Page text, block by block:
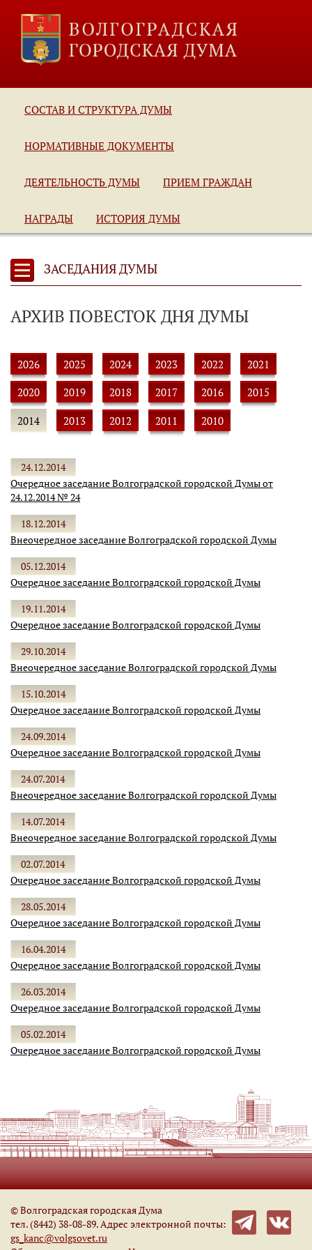
СОСТАВ И СТРУКТУРА ДУМЫ
НОРМАТИВНЫЕ ДОКУМЕНТЫ
ДЕЯТЕЛЬНОСТЬ ДУМЫ ПРИЕМ ГРАЖДАН
НАГРАДЫ ИСТОРИЯ ДУМЫ
ЗАСЕДАНИЯ ДУМЫ
АРХИВ ПОВЕСТОК ДНЯ ДУМЫ
2026 2025 2024 2023 2022
2021
2020
2019 2018 2017 2016 2015
2014 2013 2012 2011 2010
24.12.2014
Очередное заседание Волгоградской городской Думы от
24.12.2014 № 24
18.12.2014
Внеочередное заседание Волгоградской городской Думы
05.12.2014
Очередное заседание Волгоградской городской Думы
19.11.2014
Очередное заседание Волгоградской городской Думы
29.10.2014
Внеочередное заседание Волгоградской городской Думы
15.10.2014
Очередное заседание Волгоградской городской Думы
24.09.2014
Очередное заседание Волгоградской городской Думы
24.07.2014
Внеочередное заседание Волгоградской городской Думы
14.07.2014
Внеочередное заседание Волгоградской городской Думы
02.07.2014
Очередное заседание Волгоградской городской Думы
28.05.2014
Очередное заседание Волгоградской городской Думы
16.04.2014
Очередное заседание Волгоградской городской Думы
26.03.2014
Очередное заседание Волгоградской городской Думы
05.02.2014
Очередное заседание Волгоградской городской Думы
© Волгоградская городская Дума
тел. (8442) 38-08-89. Адрес электронной почты:
gs_kanc@volgsovet.ru